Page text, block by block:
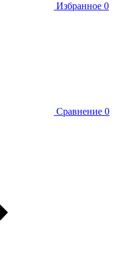
Избранное 0
Сравнение 0